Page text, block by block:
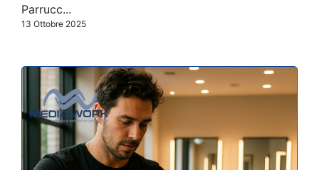
Parrucc...
13 Ottobre 2025